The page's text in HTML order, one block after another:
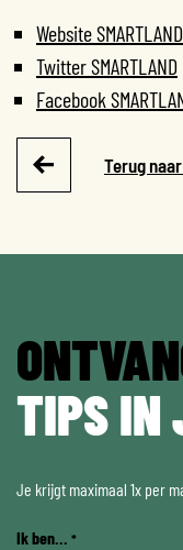
Website SMARTLAND
Twitter SMARTLAND
Facebook
Terug
TIPS IN
Je krijgt maximaal 1x per
Ik ben... *